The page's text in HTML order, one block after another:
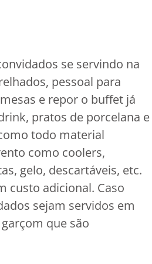
se servindo na
pessoal para
e repor o buffet já
pratos de porcelana e
todo material
como coolers,
gelo, descartáveis, etc.
custo adicional. Caso
sejam servidos em
que são